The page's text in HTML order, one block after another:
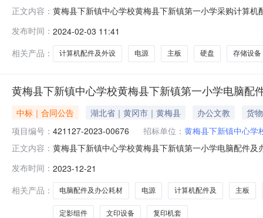
正文内容： 黄梅县下新镇中心学校黄梅县下新镇第一小学采购计算
县下新镇中心学校2、地址：黄梅县下新镇第一小学3、
发布时间： 2024-02-03 11:41
相关产品：
计算机配件及外设 电源 主板 硬盘 存储设备
黄梅县下新镇中心学校黄梅县下新镇第一小学电脑配
中标｜合同公告 湖北省｜黄冈市｜黄梅县 办公文教
货物
项目编号： 421127-2023-00676 招标单位： 黄梅县下新镇中心学
正文内容： 黄梅县下新镇中心学校黄梅县下新镇第一小学电脑配件
梅县下新镇中心学校2、地址：黄梅县下新镇第一小学校
发布时间： 2023-12-21
相关产品：
电脑配件及办公耗材 电源 计算机配件及 主板
定影组件 文印设备 复印机套